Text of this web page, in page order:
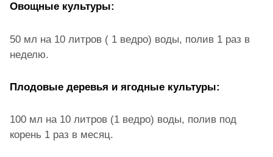
Овощные культуры:
50 мл на 10 литров ( 1 ведро) воды, полив 1 раз в
неделю.
Плодовые деревья и ягодные культуры:
100 мл на 10 литров (1 ведро) воды, полив под
корень 1 раз в месяц.